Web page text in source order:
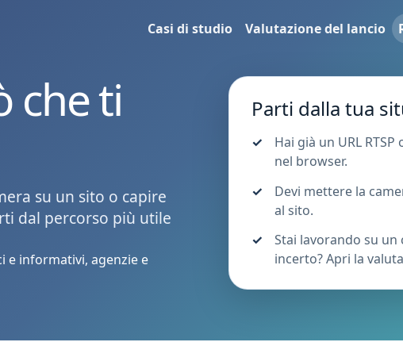
Casi di studio Valutazione del lancio
che ti
su un sito o capire
dal percorso più utile
e informativi, agenzie e
Parti dalla tua
Hai già un URL
nel browser.
Devi mettere la
al sito.
Stai lavorando su
incerto? Apri la